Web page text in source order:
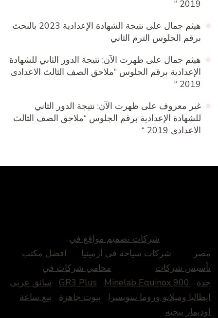
2019 “
هيثم جمال على
نتيجة الشهادة الإعدادية 2023 بالبحث
برقم الجلوس الترم الثاني
هيثم جمال على ظهرت الآن: نتيجة الدور الثاني للشهادة
الإعدادية برقم الجلوس “ملاحق الصف الثالث الاعدادى
2019 “
غير معروف على ظهرت الآن: نتيجة الدور الثاني
للشهادة الإعدادية برقم الجلوس “ملاحق الصف الثالث
الاعدادى 2019 “
شركات تصميم مواقع في
مصر
شركات سياحة في أرمينيا
افضل مكتب
تأسيس شركات
محامي شركات في
جدة
GR3 Plus Minelab Equinox 900
سائق عربى
ايطاليا وميلانو وروما سويسرا
بيوت جاهزة
بيع ساعة
اوديمار بيجيه